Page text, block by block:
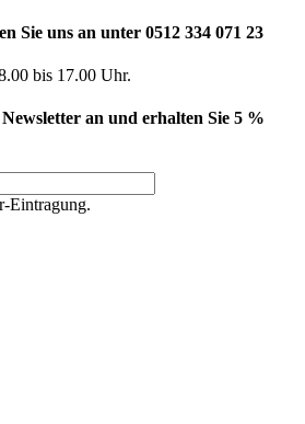
Sie uns an unter 0512 334 071 23
bis 17.00 Uhr.
an und erhalten Sie 5 %
Eintragung.